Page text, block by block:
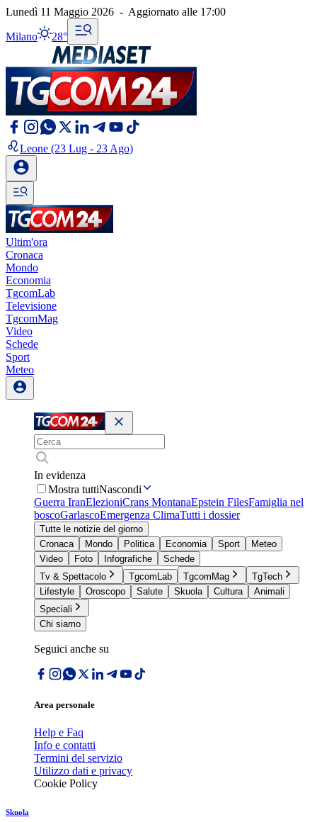
Lunedì 11 Maggio 2026 - Aggiornato alle 17:00
Milano 28°
Leone (23 Lug - 23 Ago)
Ultim'ora
Cronaca
Mondo
Economia
TgcomLab
Televisione
TgcomMag
Video
Schede
Sport
Meteo
In evidenza
Mostra tuttiNascondi
Guerra IranElezioniCrans MontanaEpstein FilesFamiglia nel
boscoGarlascoEmergenza ClimaTutti i dossier
Tutte le notizie del giorno
Cronaca
Mondo Politica Economia Sport
Meteo
Video
Foto Infografiche
Schede
Tv & Spettacolo
TgcomLab TgcomMag
TgTech
Lifestyle
Oroscopo Salute Skuola Cultura
Animali
Speciali
Chi siamo
Seguici anche su
Area personale
Help e Faq
Info e contatti
Termini del servizio
Utilizzo dati e privacy
Cookie Policy
Skuola